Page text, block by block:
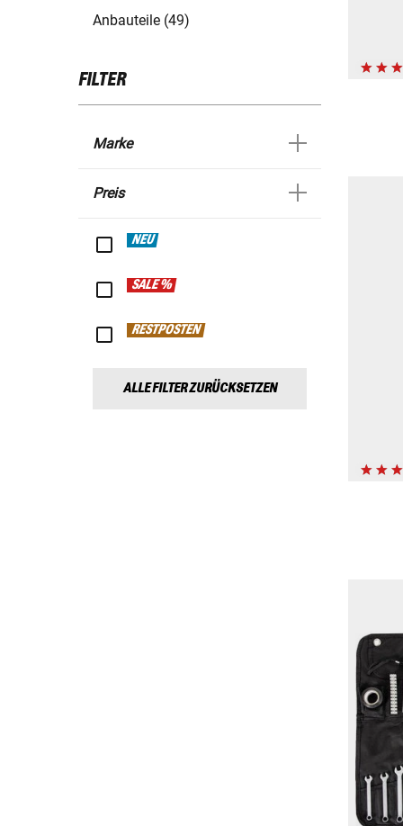
Anbauteile (49)
FILTER
Marke
Preis
NEU
SALE %
RESTPOSTEN
ALLE FILTER ZURÜCKSETZEN